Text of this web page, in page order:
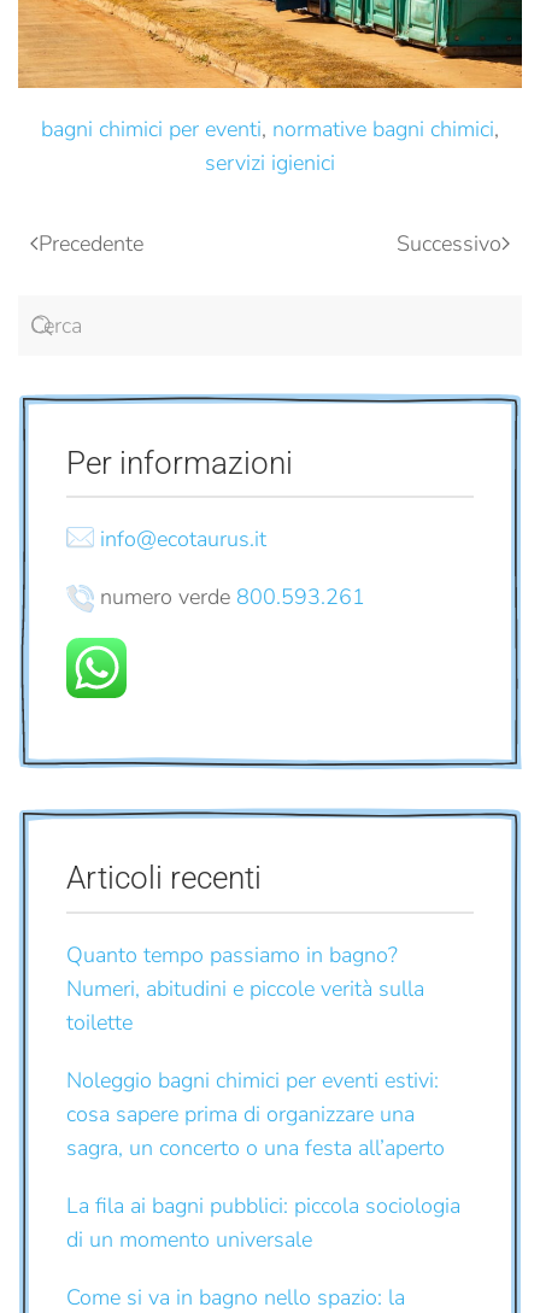
bagni chimici per eventi, normative bagni chimici,
servizi igienici
Precedente Successivo
Per informazioni
info@ecotaurus.it
numero verde 800.593.261
Articoli recenti
Quanto tempo passiamo in bagno?
Numeri, abitudini e piccole verità sulla
toilette
Noleggio bagni chimici per eventi estivi:
cosa sapere prima di organizzare una
sagra, un concerto o una festa all’aperto
La fila ai bagni pubblici: piccola sociologia
di un momento universale
Come si va in bagno nello spazio: la